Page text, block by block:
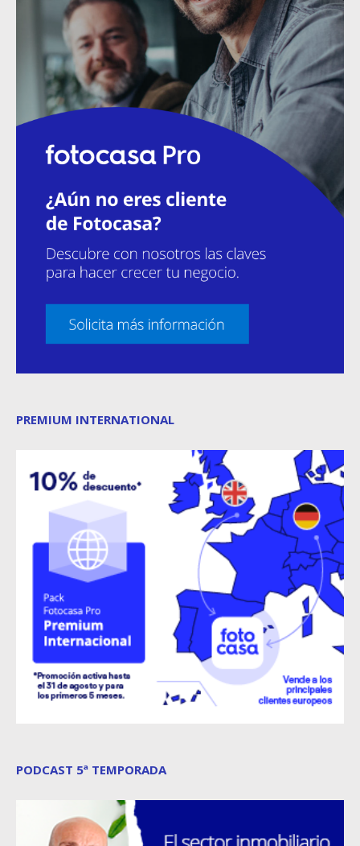
PREMIUM INTERNATIONAL
PODCAST 5ª TEMPORADA